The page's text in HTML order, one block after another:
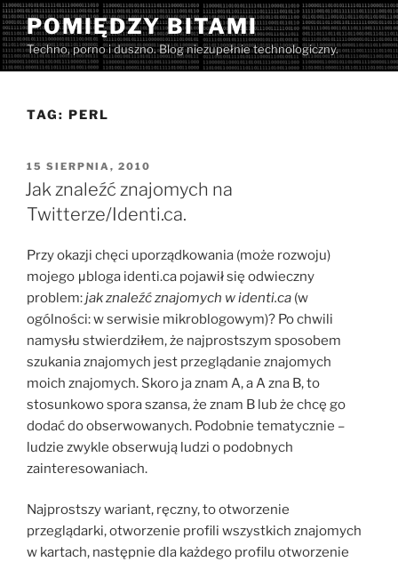
Przejdź
do
treści
POMIĘDZY BITAMI
Techno, porno i duszno. Blog niezupełnie technologiczny.
TAG: PERL
OPUBLIKOWANE
W
15 SIERPNIA, 2010
Jak znaleźć znajomych na
Twitterze/Identi.ca.
Przy okazji chęci uporządkowania (może rozwoju)
mojego μbloga identi.ca pojawił się odwieczny
problem:jak znaleźć znajomych w identi.ca (w
ogólności: w serwisie mikroblogowym)? Po chwili
namysłu stwierdziłem, że najprostszym sposobem
szukania znajomych jest przeglądanie znajomych
moich znajomych. Skoro ja znam A, a A zna B, to
stosunkowo spora szansa, że znam B lub że chcę go
dodać do obserwowanych. Podobnie tematycznie –
ludzie zwykle obserwują ludzi o podobnych
zainteresowaniach.
Najprostszy wariant, ręczny, to otworzenie
przeglądarki, otworzenie profili wszystkich znajomych
w kartach, następnie dla każdego profilu otworzenie